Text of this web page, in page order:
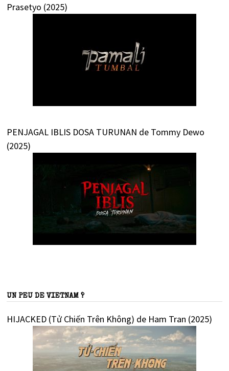
Prasetyo (2025)
PENJAGAL IBLIS DOSA TURUNAN de Tommy Dewo
(2025)
UN PEU DE VIETNAM ?
HIJACKED (Tử Chiến Trên Không) de Ham Tran (2025)